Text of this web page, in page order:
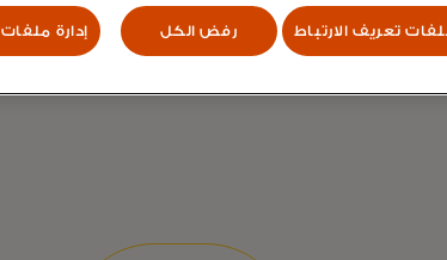
تعريف الارتباط رفض الكل إدارة